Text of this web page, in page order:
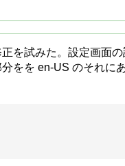
を試みた。設定画面
をを en-US のそれに